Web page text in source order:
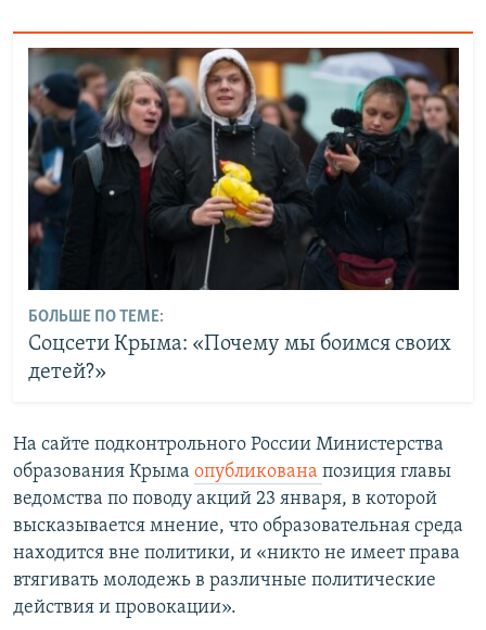
БОЛЬШЕ ПО ТЕМЕ:
Соцсети Крыма: «Почему мы боимся своих
детей?»
На сайте подконтрольного России Министерства
образования Крыма опубликована позиция главы
ведомства по поводу акций 23 января, в которой
высказывается мнение, что образовательная среда
находится вне политики, и «никто не имеет права
втягивать молодежь в различные политические
действия и провокации».